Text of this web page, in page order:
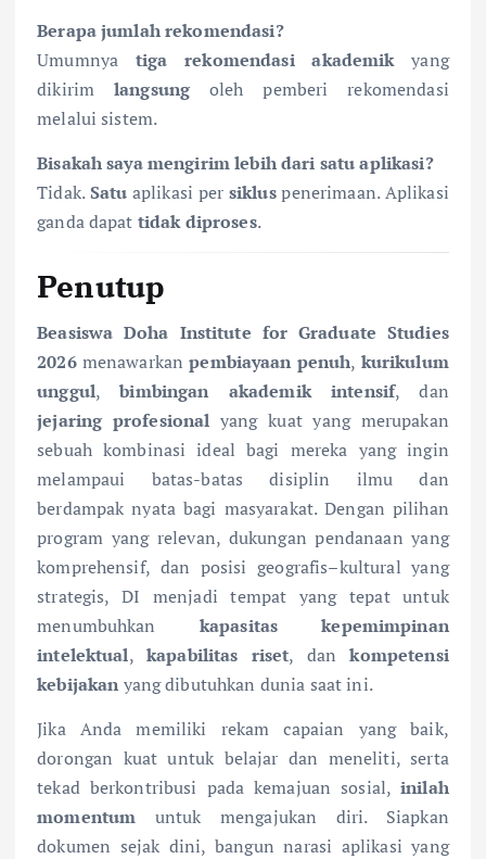
Berapa jumlah rekomendasi?
Umumnya tiga rekomendasi akademikyang
dikirim langsungoleh pemberi rekomendasi
melalui sistem.
Bisakah saya mengirim lebih dari satu aplikasi?
Tidak.Satu aplikasi per sikluspenerimaan. Aplikasi
ganda dapat tidak diproses.
Penutup
Beasiswa Doha Institute for Graduate Studies
2026menawarkanpembiayaan penuh, kurikulum
unggul,bimbingan akademik intensif, dan
jejaring profesional yang kuat yang merupakan
sebuah kombinasi ideal bagi mereka yang ingin
melampaui batas-batas disiplin ilmu dan
berdampak nyata bagi masyarakat. Dengan pilihan
program yang relevan, dukungan pendanaan yang
komprehensif, dan posisi geografis–kultural yang
strategis, DI menjadi tempat yang tepat untuk
menumbuhkan kapasitas kepemimpinan
intelektual, kapabilitas riset, dankompetensi
kebijakan yang dibutuhkan dunia saat ini.
Jika Anda memiliki rekam capaian yang baik,
dorongan kuat untuk belajar dan meneliti, serta
tekad berkontribusi pada kemajuan sosial,inilah
momentum untuk mengajukan diri. Siapkan
dokumen sejak dini, bangun narasi aplikasi yang